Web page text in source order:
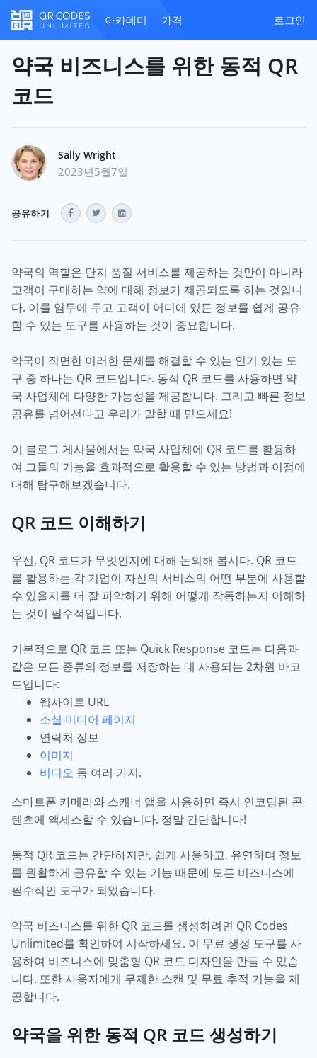
아카데미 가격 로그인
약국 비즈니스를 위한 동적 QR
코드
Sally Wright
2023년5월7일
공유하기
약국의 역할은 단지 품질 서비스를 제공하는 것만이 아니라
고객이 구매하는 약에 대해 정보가 제공되도록 하는 것입니
다. 이를 염두에 두고 고객이 어디에 있든 정보를 쉽게 공유
할 수 있는 도구를 사용하는 것이 중요합니다.
약국이 직면한 이러한 문제를 해결할 수 있는 인기 있는 도
구 중 하나는 QR 코드입니다. 동적 QR 코드를 사용하면 약
국 사업체에 다양한 가능성을 제공합니다. 그리고 빠른 정보
공유를 넘어선다고 우리가 말할 때 믿으세요!
이 블로그 게시물에서는 약국 사업체에 QR 코드를 활용하
여 그들의 기능을 효과적으로 활용할 수 있는 방법과 이점에
대해 탐구해보겠습니다.
QR 코드 이해하기
우선, QR 코드가 무엇인지에 대해 논의해 봅시다. QR 코드
를 활용하는 각 기업이 자신의 서비스의 어떤 부분에 사용할
수 있을지를 더 잘 파악하기 위해 어떻게 작동하는지 이해하
는 것이 필수적입니다.
기본적으로 QR 코드 또는 Quick Response 코드는 다음과
같은 모든 종류의 정보를 저장하는 데 사용되는 2차원 바코
드입니다:
웹사이트 URL
소셜 미디어 페이지
연락처 정보
이미지
비디오 등 여러 가지.
스마트폰 카메라와 스캐너 앱을 사용하면 즉시 인코딩된 콘
텐츠에 액세스할 수 있습니다. 정말 간단합니다!
동적 QR 코드는 간단하지만, 쉽게 사용하고, 유연하며 정보
를 원활하게 공유할 수 있는 기능 때문에 모든 비즈니스에
필수적인 도구가 되었습니다.
약국 비즈니스를 위한 QR 코드를 생성하려면 QR Codes
Unlimited를 확인하여 시작하세요. 이 무료 생성 도구를 사
용하여 비즈니스에 맞춤형 QR 코드 디자인을 만들 수 있습
니다. 또한 사용자에게 무제한 스캔 및 무료 추적 기능을 제
공합니다.
약국을 위한 동적 QR 코드 생성하기